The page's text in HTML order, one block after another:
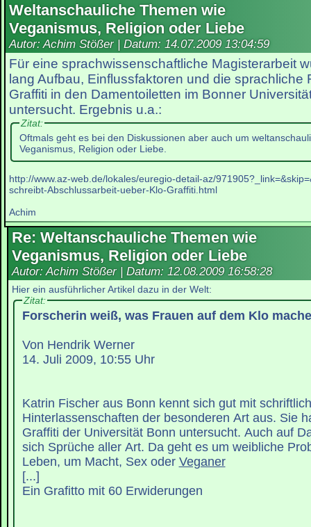
Weltanschauliche Themen wie
Veganismus, Religion oder Liebe
Autor: Achim Stößer | Datum: 14.07.2009 13:04:59
Für eine sprachwissenschaftliche Magisterarbeit
lang Aufbau, Einflussfaktoren und die sprachliche
Graffiti in den Damentoiletten im Bonner
untersucht. Ergebnis u.a.:
Zitat:
Oftmals geht es bei den Diskussionen aber auch um
Veganismus, Religion oder Liebe.
http://www.az-web.de/lokales/euregio-detail-az/
schreibt-Abschlussarbeit-ueber-Klo-Graffiti.html
Achim
Re: Weltanschauliche Themen wie
Veganismus, Religion oder Liebe
Autor: Achim Stößer | Datum: 12.08.2009 16:58:28
Hier ein ausführlicher Artikel dazu in der Welt:
Zitat:
Forscherin weiß, was Frauen auf dem Klo
Von Hendrik Werner
14. Juli 2009, 10:55 Uhr
Katrin Fischer aus Bonn kennt sich gut mit
Hinterlassenschaften der besonderen Art aus. Sie
Graffiti der Universität Bonn untersucht. Auch auf
sich Sprüche aller Art. Da geht es um weibliche
Leben, um Macht, Sex oder Veganer
[...]
Ein Grafitto mit 60 Erwiderungen